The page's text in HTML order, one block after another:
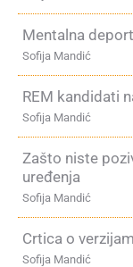
Mentalna
Sofija Mandić
REM kandidati
Sofija Mandić
Zašto niste
uređenja
Sofija Mandić
Crtica o
Sofija Mandić